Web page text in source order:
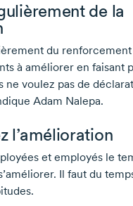
de la
du
à améliorer en faisant
ne voulez pas de
Adam Nalepa.
l’amélioration
et employés le
Il faut du